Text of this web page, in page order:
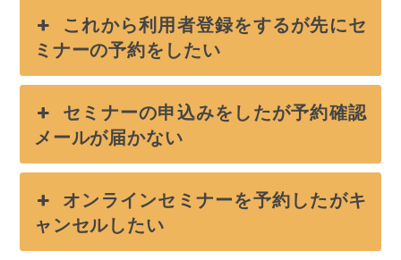
これから利用者登録をするが先にセ
ミナーの予約をしたい
セミナーの申込みをしたが予約確認
メールが届かない
オンラインセミナーを予約したがキ
ャンセルしたい